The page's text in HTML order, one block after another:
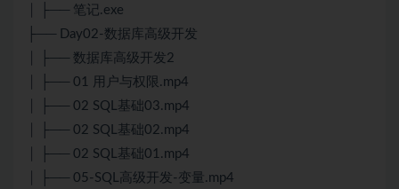
│ ├── 笔记.exe
├── Day02-数据库高级开发
│ ├── 数据库高级开发2
│ ├── 01 用户与权限.mp4
│ ├── 02 SQL基础03.mp4
│ ├── 02 SQL基础02.mp4
│ ├── 02 SQL基础01.mp4
│ ├── 05-SQL高级开发-变量.mp4